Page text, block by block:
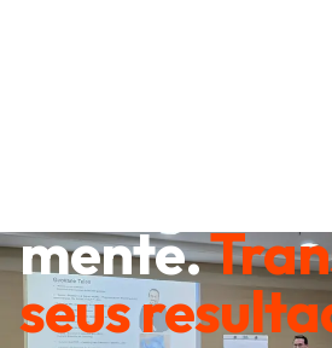
mente.
seus